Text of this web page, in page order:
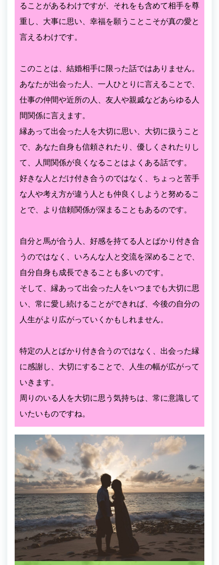
ることがあるわけですが、それをも含めて相手を尊
重し、大事に思い、幸福を願うことこそが真の愛と
言えるわけです。
このことは、結婚相手に限った話ではありません。
あなたが出会った人、一人ひとりに言えることで、
仕事の仲間や近所の人、友人や親戚などあらゆる人
間関係に言えます。
縁あって出会った人を大切に思い、大切に扱うこと
で、あなた自身も信頼されたり、優しくされたりし
て、人間関係が良くなることはよくある話です。
好きな人とだけ付き合うのではなく、ちょっと苦手
な人や考え方が違う人とも仲良くしようと努めるこ
とで、より信頼関係が深まることもあるのです。
自分と馬が合う人、好感を持てる人とばかり付き合
うのではなく、いろんな人と交流を深めることで、
自分自身も成長できることも多いのです。
そして、縁あって出会った人をいつまでも大切に思
い、常に愛し続けることができれば、今後の自分の
人生がより広がっていくかもしれません。
特定の人とばかり付き合うのではなく、出会った縁
に感謝し、大切にすることで、人生の幅が広がって
いきます。
周りのいる人を大切に思う気持ちは、常に意識して
いたいものですね。